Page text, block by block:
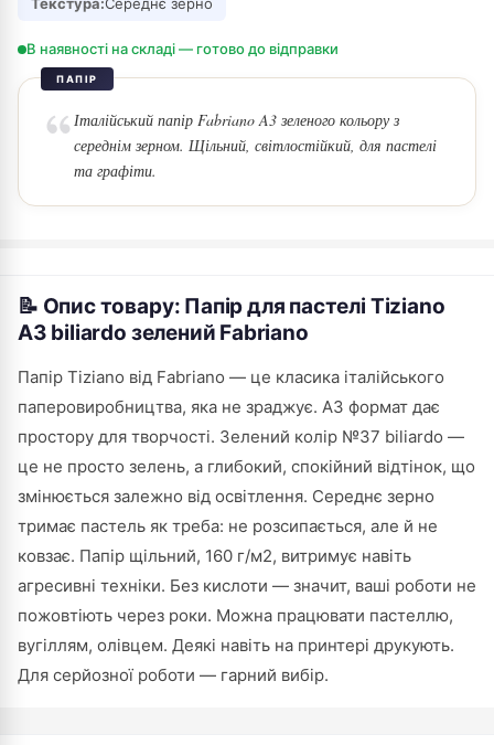
В наявності на складі — готово до відправки
ПАПІР
Італійський папір Fabriano A3 зеленого кольору з
середнім зерном. Щільний, світлостійкий, для пастелі
та графіти.
📝 Опис товару: Папір для пастелі Tiziano
A3 biliardo зелений Fabriano
Папір Tiziano від Fabriano — це класика італійського
паперовиробництва, яка не зраджує. А3 формат дає
простору для творчості. Зелений колір №37 biliardo —
це не просто зелень, а глибокий, спокійний відтінок, що
змінюється залежно від освітлення. Середнє зерно
тримає пастель як треба: не розсипається, але й не
ковзає. Папір щільний, 160 г/м2, витримує навіть
агресивні техніки. Без кислоти — значит, ваші роботи не
пожовтіють через роки. Можна працювати пастеллю,
вугіллям, олівцем. Деякі навіть на принтері друкують.
Для серйозної роботи — гарний вибір.